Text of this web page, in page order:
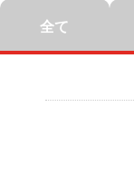
全て